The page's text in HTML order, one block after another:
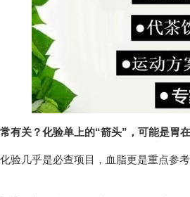
有关？化验单上的“箭头”，可能是胃在
验几乎是必查项目，血脂更是重点参